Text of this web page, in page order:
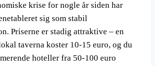
krise for nogle år siden har
sig som stabil
Priserne er stadig attraktive – en
taverna koster 10-15 euro, og du
hoteller fra 50-100 euro